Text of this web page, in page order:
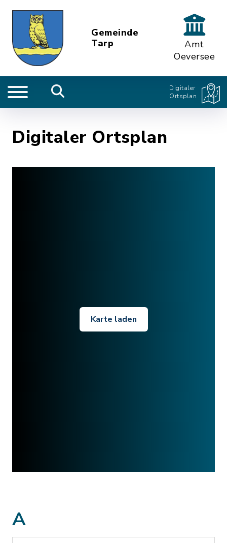
Gemeinde
Tarp
Amt
Oeversee
Digitaler
Ortsplan
Digitaler Ortsplan
Karte laden
A